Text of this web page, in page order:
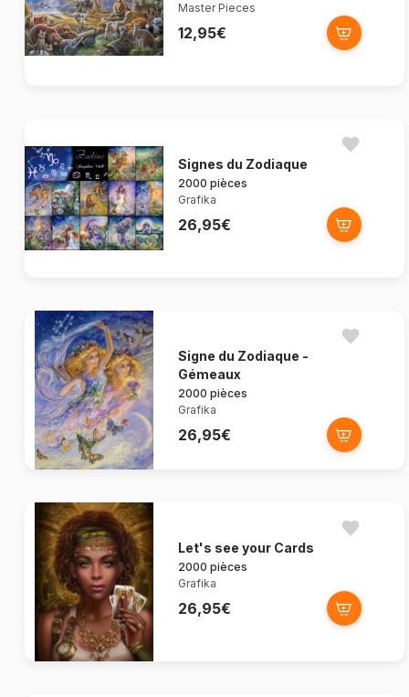
Master Pieces
12,95€
Signes du Zodiaque
2000 pièces
Grafika
26,95€
Signe du Zodiaque -
Gémeaux
2000 pièces
Grafika
26,95€
Let's see your Cards
2000 pièces
Grafika
26,95€